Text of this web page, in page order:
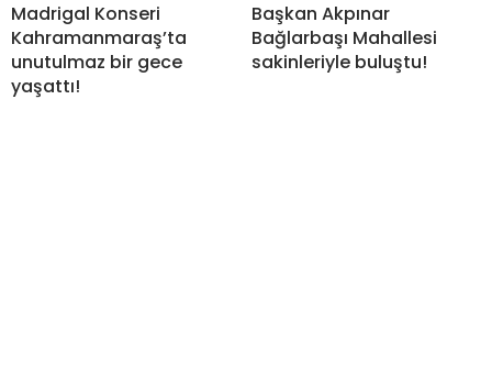
Madrigal Konseri
Kahramanmaraş’ta
unutulmaz bir gece
yaşattı!
Başkan Akpınar
Bağlarbaşı Mahallesi
sakinleriyle buluştu!